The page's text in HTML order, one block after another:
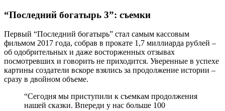
“Последний богатырь 3”: съемки
Первый “Последний богатырь” стал самым кассовым
фильмом 2017 года, собрав в прокате 1,7 миллиарда рублей –
об одобрительных и даже восторженных отзывах
посмотревших и говорить не приходится. Уверенные в успехе
картины создатели вскоре взялись за продолжение истории –
сразу в двойном объеме.
“Сегодня мы приступили к съемкам продолжения
нашей сказки. Впереди у нас больше 100